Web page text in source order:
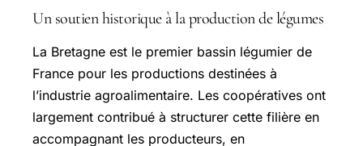
Un soutien historique à la production de légumes
La Bretagne est le premier bassin légumier de
France pour les productions destinées à
l’industrie agroalimentaire. Les coopératives ont
largement contribué à structurer cette filière en
accompagnant les producteurs, en